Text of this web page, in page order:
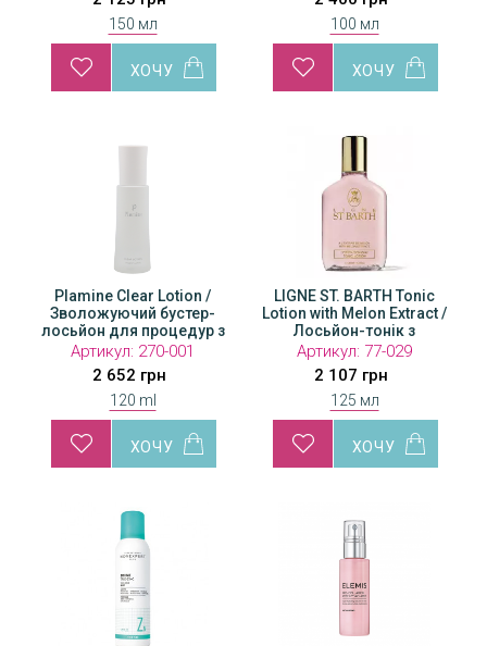
150 мл 100 мл
Plamine Clear Lotion /
Зволожуючий бустер-
лосьйон для процедур з
апаратами
Артикул: 270-001
2 652 грн
120 ml
LIGNE ST. BARTH Tonic
Lotion with Melon Extract /
Лосьйон-тонік з
екстрактом дині
Артикул: 77-029
2 107 грн
125 мл